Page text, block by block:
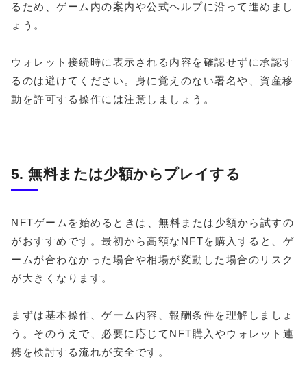
るため、ゲーム内の案内や公式ヘルプに沿って進めまし
ょう。
ウォレット接続時に表示される内容を確認せずに承認す
るのは避けてください。身に覚えのない署名や、資産移
動を許可する操作には注意しましょう。
5. 無料または少額からプレイする
NFTゲームを始めるときは、無料または少額から試すの
がおすすめです。最初から高額なNFTを購入すると、ゲ
ームが合わなかった場合や相場が変動した場合のリスク
が大きくなります。
まずは基本操作、ゲーム内容、報酬条件を理解しましょ
う。そのうえで、必要に応じてNFT購入やウォレット連
携を検討する流れが安全です。